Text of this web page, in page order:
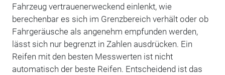
Fahrzeug vertrauenerweckend einlenkt, wie
berechenbar es sich im Grenzbereich verhält oder ob
Fahrgeräusche als angenehm empfunden werden,
lässt sich nur begrenzt in Zahlen ausdrücken. Ein
Reifen mit den besten Messwerten ist nicht
automatisch der beste Reifen. Entscheidend ist das